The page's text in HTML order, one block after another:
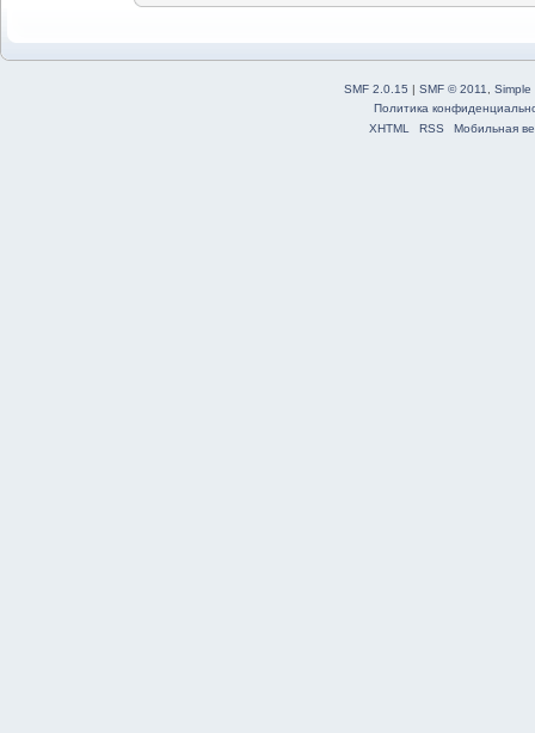
SMF 2.0.15 | SMF © 2011
Simple
Политика
XHTML
RSS Мобильная